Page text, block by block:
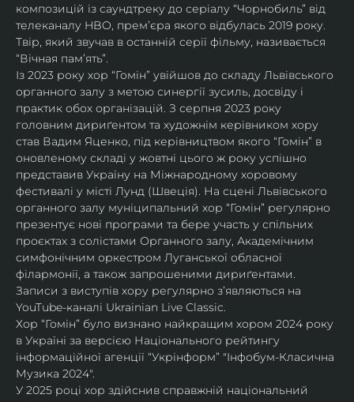
композицій із саундтреку до серіалу “Чорнобиль” від
телеканалу HBO, премʼєра якого відбулась 2019 року.
Твір, який звучав в останній серії фільму, називається
“Вічная пам’ять”.
Із 2023 року хор “Гомін” увійшов до складу Львівського
органного залу з метою синергії зусиль, досвіду і
практик обох організацій. З серпня 2023 року
головним дириґентом та художнім керівником хору
став Вадим Яценко, під керівництвом якого “Гомін” в
оновленому складі у жовтні цього ж року успішно
представив Україну на Міжнародному хоровому
фестивалі у місті Лунд (Швеція). На сцені Львівського
органного залу муніципальний хор “Гомін” регулярно
презентує нові програми та бере участь у спільних
проєктах з солістами Органного залу, Академічним
симфонічним оркестром Луганської обласної
філармонії, а також запрошеними дириґентами.
Записи з виступів хору регулярно зʼявляються на
YouTube-каналі Ukrainian Live Classic.
Хор “Гомін” було визнано найкращим хором 2024 року
в Україні за версією Національного рейтингу
інформаційної агенції “Укрінформ” "Інфобум-Класична
Музика 2024".
У 2025 році хор здійснив справжній національний